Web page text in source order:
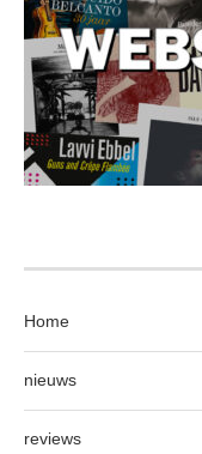
Home
nieuws
reviews